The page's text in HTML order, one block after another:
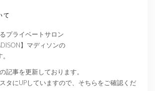
て
プライベートサロン
】マディソンの
記事を更新しております。
タにUPしていますので、そちらをご確認くだ